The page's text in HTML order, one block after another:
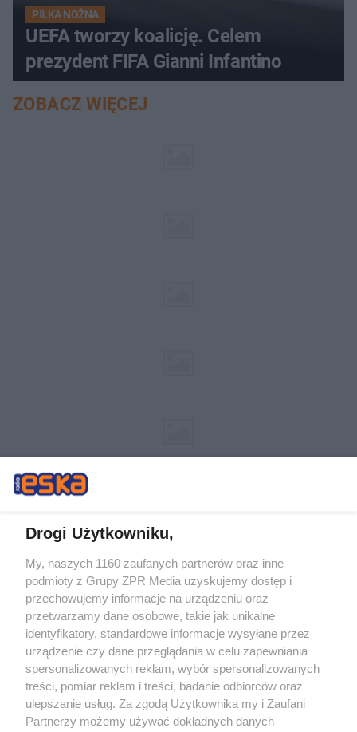
PIŁKA NOŻNA
UEFA tworzy koalicję. Celem
prezydent FIFA Gianni Infantino
ZOBACZ WIĘCEJ
Żaden utwór zamieszczony w serwisie nie może być powielany i
rozpowszechniany lub dalej rozpowszechniany w jakikolwiek sposób (w
tym także elektroniczny lub mechaniczny) na jakimkolwiek polu
eksploatacji w jakiejkolwiek formie, włącznie z umieszczaniem w Internecie
bez pisemnej zgody właściciela praw. Jakiekolwiek użycie lub
wykorzystanie utworów w całości lub w części z naruszeniem prawa, tzn.
bez właściwej zgody, jest zabronione pod groźbą kary i może być ścigane
prawnie.
Drogi Użytkowniku,
My, naszych 1160 zaufanych partnerów oraz inne
podmioty z Grupy ZPR Media uzyskujemy dostęp i
przechowujemy informacje na urządzeniu oraz
przetwarzamy dane osobowe, takie jak unikalne
identyfikatory, standardowe informacje wysyłane przez
urządzenie czy dane przeglądania w celu zapewniania
spersonalizowanych reklam, wybór spersonalizowanych
treści, pomiar reklam i treści, badanie odbiorców oraz
ulepszanie usług. Za zgodą Użytkownika my i Zaufani
Partnerzy możemy używać dokładnych danych